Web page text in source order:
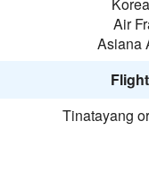
Air
Asiana
Tinatayang